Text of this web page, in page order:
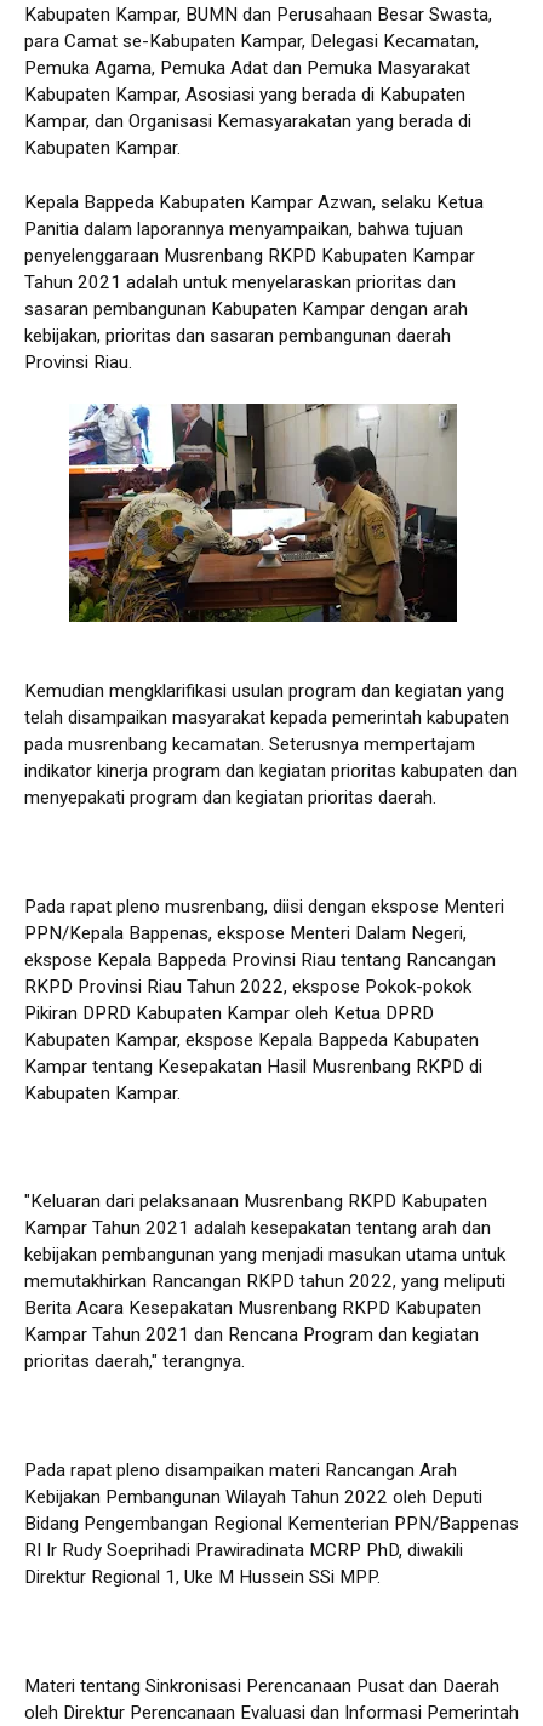
Kabupaten Kampar, BUMN dan Perusahaan Besar Swasta,
para Camat se-Kabupaten Kampar, Delegasi Kecamatan,
Pemuka Agama, Pemuka Adat dan Pemuka Masyarakat
Kabupaten Kampar, Asosiasi yang berada di Kabupaten
Kampar, dan Organisasi Kemasyarakatan yang berada di
Kabupaten Kampar.
Kepala Bappeda Kabupaten Kampar Azwan, selaku Ketua
Panitia dalam laporannya menyampaikan, bahwa tujuan
penyelenggaraan Musrenbang RKPD Kabupaten Kampar
Tahun 2021 adalah untuk menyelaraskan prioritas dan
sasaran pembangunan Kabupaten Kampar dengan arah
kebijakan, prioritas dan sasaran pembangunan daerah
Provinsi Riau.
Kemudian mengklarifikasi usulan program dan kegiatan yang
telah disampaikan masyarakat kepada pemerintah kabupaten
pada musrenbang kecamatan. Seterusnya mempertajam
indikator kinerja program dan kegiatan prioritas kabupaten dan
menyepakati program dan kegiatan prioritas daerah.
Pada rapat pleno musrenbang, diisi dengan ekspose Menteri
PPN/Kepala Bappenas, ekspose Menteri Dalam Negeri,
ekspose Kepala Bappeda Provinsi Riau tentang Rancangan
RKPD Provinsi Riau Tahun 2022, ekspose Pokok-pokok
Pikiran DPRD Kabupaten Kampar oleh Ketua DPRD
Kabupaten Kampar, ekspose Kepala Bappeda Kabupaten
Kampar tentang Kesepakatan Hasil Musrenbang RKPD di
Kabupaten Kampar.
"Keluaran dari pelaksanaan Musrenbang RKPD Kabupaten
Kampar Tahun 2021 adalah kesepakatan tentang arah dan
kebijakan pembangunan yang menjadi masukan utama untuk
memutakhirkan Rancangan RKPD tahun 2022, yang meliputi
Berita Acara Kesepakatan Musrenbang RKPD Kabupaten
Kampar Tahun 2021 dan Rencana Program dan kegiatan
prioritas daerah," terangnya.
Pada rapat pleno disampaikan materi Rancangan Arah
Kebijakan Pembangunan Wilayah Tahun 2022 oleh Deputi
Bidang Pengembangan Regional Kementerian PPN/Bappenas
RI Ir Rudy Soeprihadi Prawiradinata MCRP PhD, diwakili
Direktur Regional 1, Uke M Hussein SSi MPP.
Materi tentang Sinkronisasi Perencanaan Pusat dan Daerah
oleh Direktur Perencanaan Evaluasi dan Informasi Pemerintah